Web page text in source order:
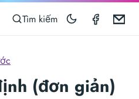
Tìm kiếm
(đơn giản)